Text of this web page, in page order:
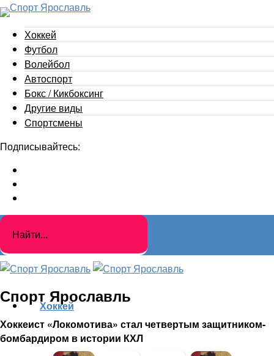
Хоккей
Футбол
Волейбол
Автоспорт
Бокс / Кикбоксинг
Другие виды
Cпортсмены
Подписывайтесь:
Спорт Ярославль
Хоккеист «Локомотива» стал четвертым защитником-
бомбардиром в истории КХЛ
Хоккей